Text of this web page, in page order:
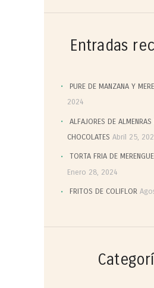
Entradas
PURE DE MANZANA Y
2024
ALFAJORES DE
CHOCOLATES Abril 25,
TORTA FRIA DE
Enero 28, 2024
FRITOS DE COLIFLOR